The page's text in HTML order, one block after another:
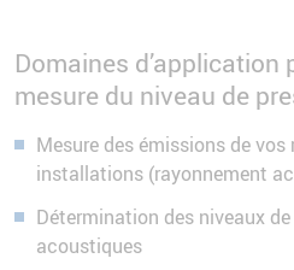
Domaines d’application
mesure du niveau de
Mesure des émissions de
installations (rayonnement
Détermination des niveaux
acoustiques